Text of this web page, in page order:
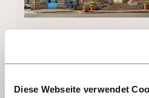
Diese Webseite verwendet
TAG 3 - CHALON
Quelle surprise!  Die